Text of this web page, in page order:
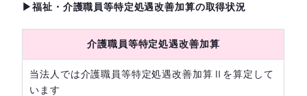
▶福祉・介護職員等特定処遇改善加算の取得状況
介護職員等特定処遇改善加算
当法人では介護職員等特定処遇改善加算Ⅱを算定して
います